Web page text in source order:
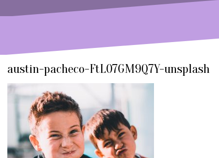
austin-pacheco-FtL07GM9Q7Y-unsplash